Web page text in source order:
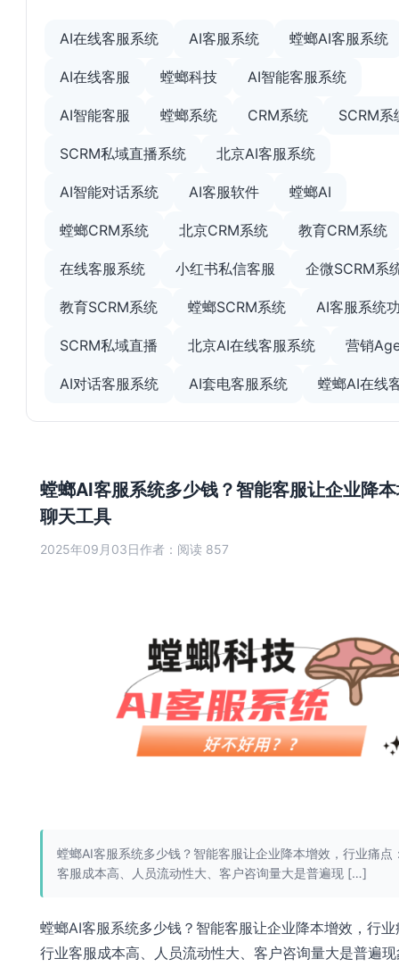
螳螂AI客服系统多少钱？智能客服让企业降
聊天工具
2025年09月03日作者： 阅读 857
螳螂AI客服系统多少钱？智能客服让企业降本增效，行业痛点
客服成本高、人员流动性大、客户咨询量大是普遍现 […]
螳螂AI客服系统多少钱？智能客服让企业降本增效，行
行业客服成本高、人员流动性大、客户咨询量大是普遍
AI在线客服系统 AI客服系统 螳螂AI客服系统
AI在线客服 螳螂科技 AI智能客服系统
AI智能客服 螳螂系统 CRM系统 SCRM系
SCRM私域直播系统 北京AI客服系统
AI智能对话系统 AI客服软件 螳螂AI
螳螂CRM系统 北京CRM系统 教育CRM系统
在线客服系统 小红书私信客服 企微SCRM系
教育SCRM系统 螳螂SCRM系统 AI客服系统
SCRM私域直播 北京AI在线客服系统 营销
AI对话客服系统 AI套电客服系统 螳螂AI在线